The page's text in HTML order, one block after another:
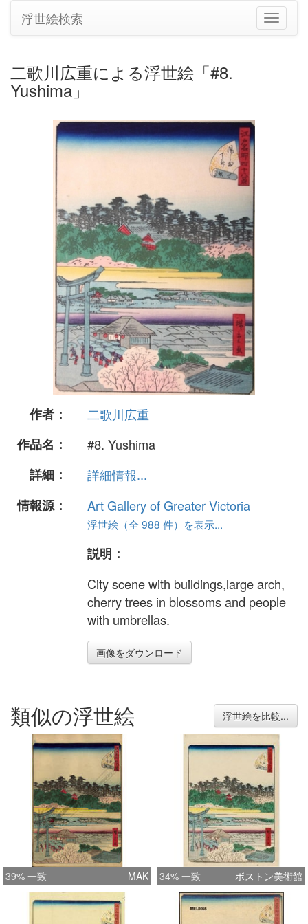
ナ
ビ
浮世絵検索
二歌川広重による浮世絵「#8.
Yushima」
作者：
二歌川広重
作品名：
#8. Yushima
詳細：
詳細情報...
情報源：
Art Gallery of Greater Victoria
浮世絵（全 988 件）を表示...
説明：
City scene with buildings,large arch,
cherry trees in blossoms and people
with umbrellas.
画像をダウンロード
類似の浮世絵 浮世絵を比較...
39% 一致 MAK 34% 一致 ボストン美術館